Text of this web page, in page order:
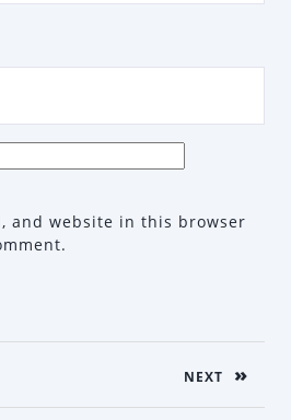
and website in this browser
NEXT